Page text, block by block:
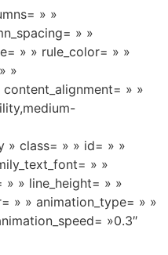
» »
» »
» » rule_color= » »
»
» »
» class= » » id= » »
» »
» » line_height= » »
» » animation_type= » »
»0.3″